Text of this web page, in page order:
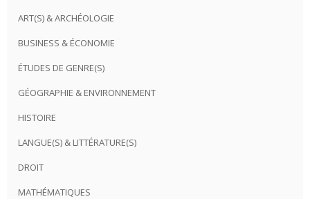
ART(S) & ARCHÉOLOGIE
BUSINESS & ÉCONOMIE
ÉTUDES DE GENRE(S)
GÉOGRAPHIE & ENVIRONNEMENT
HISTOIRE
LANGUE(S) & LITTÉRATURE(S)
DROIT
MATHÉMATIQUES